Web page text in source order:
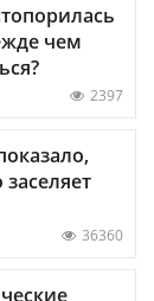
чем
2397
36360